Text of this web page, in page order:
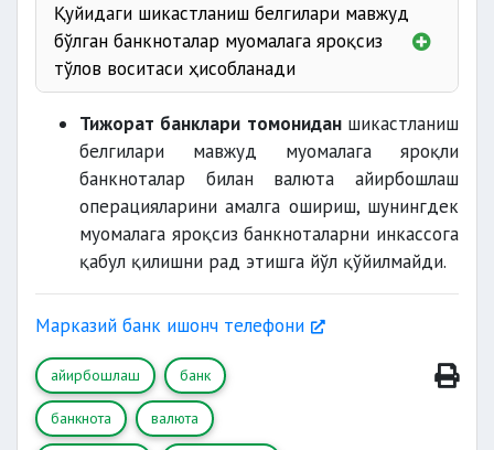
50 фоизидан
ортиғини
ёпиштириб қўйилган бурчаклари
1 sm2 дан ошмаган
доғлар ёзувлар
Қуйидаги шикастланиш белгилари мавжуд
бўлган банкноталар муомалага яроқсиз
тўлов воситаси ҳисобланади
Тижорат банклари томонидан шикастланиш
белгилари мавжуд муомалага яроқли
банкноталар билан валюта айирбошлаш
операцияларини амалга ошириш, шунингдек
муомалага яроқсиз банкноталарни инкассога
қабул қилишни рад этишга йўл қўйилмайди.
Марказий банк ишонч телефони
айирбошлаш банк
банкнота валюта